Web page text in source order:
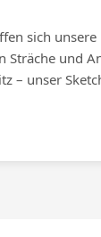
sich
Sträche und
– unser